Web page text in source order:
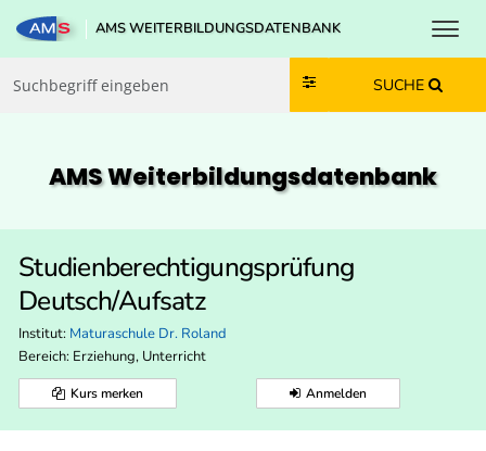
Zum Inhalt springen
Zum Navmenü springen
Zur Suche springen
Zur Footer springen
AMS WEITERBILDUNGSDATENBANK
SUCHE
AMS Weiterbildungs­datenbank
Studienberechtigungsprüfung
Deutsch/Aufsatz
Institut: Maturaschule Dr. Roland
Bereich: Erziehung, Unterricht
Kurs merken Anmelden